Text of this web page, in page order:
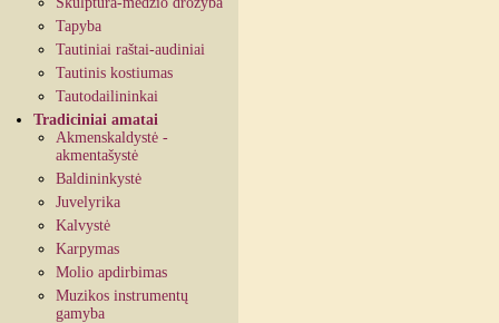
Tapyba
Tautiniai raštai-audiniai
Tautinis kostiumas
Tautodailininkai
Tradiciniai amatai
Akmenskaldystė -
akmentašystė
Baldininkystė
Juvelyrika
Kalvystė
Karpymas
Molio apdirbimas
Muzikos instrumentų
gamyba